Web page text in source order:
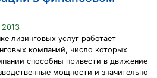
лизинговых услуг работает
компаний, число которых
способны привести в движение
мощности и значительно